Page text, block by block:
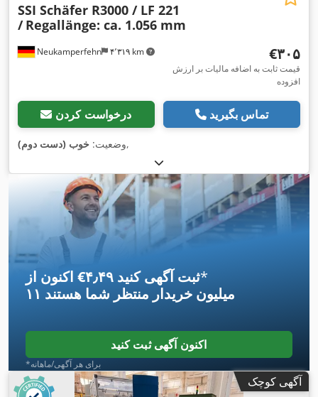
Neukamperfehn ۴٬۳۱۹ km
SSI Schäfer R3000 / LF 221
/ Regallänge: ca. 1.056 mm
‎€۳۰۵
قیمت ثابت به اضافه مالیات بر ارزش
افزوده
درخواست کردن تماس بگیرید
وضعیت: خوب (دست دوم) ,
اکنون از ‎€۴٫۴۹ ثبت آگهی کنید*
۱۱ میلیون خریدار منتظر شما هستند
اکنون آگهی ثبت کنید
*برای هر آگهی/ماهانه
آگهی کوچک